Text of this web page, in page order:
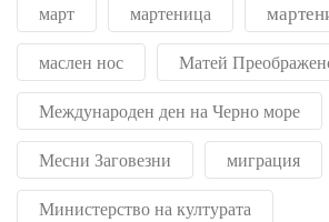
март мартеница
маслен нос Матей
Международен ден на Черно море
Месни Заговезни миграция
Министерство на културата